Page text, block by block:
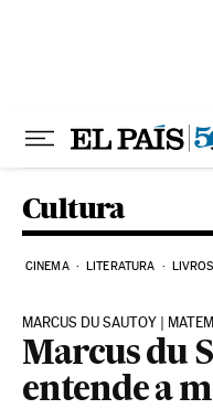
Cultura
CINEMA LITERATURA LIVROS
MARCUS DU SAUTOY |
Marcus du
entende a